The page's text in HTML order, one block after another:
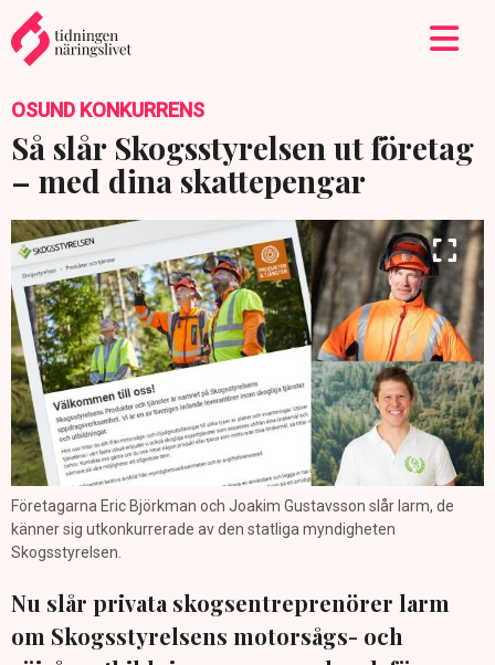
OSUND KONKURRENS
Så slår Skogsstyrelsen ut företag
– med dina skattepengar
Företagarna Eric Björkman och Joakim Gustavsson slår larm, de
känner sig utkonkurrerade av den statliga myndigheten
Skogsstyrelsen.
Nu slår privata skogsentreprenörer larm
om Skogsstyrelsens motorsågs- och